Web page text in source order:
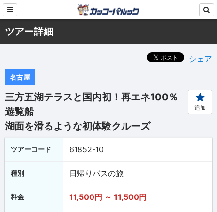
ツアー詳細
シェア
名古屋
三方五湖テラスと国内初！再エネ100％
遊覧船
湖面を滑るような初体験クルーズ
追加
ツアーコード 61852-10
種別 日帰りバスの旅
料金 11,500円 ～ 11,500円